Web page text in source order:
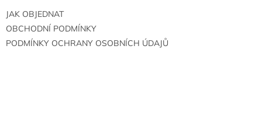
JAK OBJEDNAT
OBCHODNÍ PODMÍNKY
PODMÍNKY OCHRANY OSOBNÍCH ÚDAJŮ